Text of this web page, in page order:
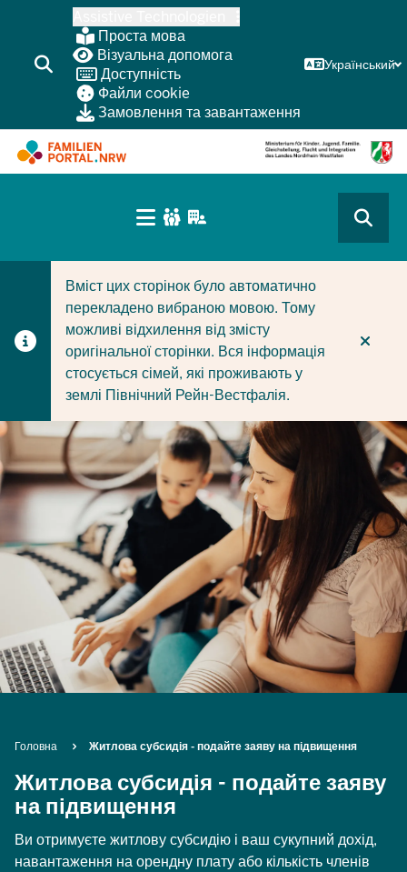
основного
змісту
Проста мова
Візуальна допомога
Доступність
Файли cookie
Замовлення та завантаження
Український
CURRENT SECTION ДЛЯ КОМПАНІЙ/
CURRENT SECTION ДЛЯ СІМЕЙ
(BÜRGERBEREICH
Вміст цих сторінок було автоматично
перекладено вибраною мовою. Тому
можливі відхилення від змісту
оригінальної сторінки. Вся інформація
стосується сімей, які проживають у
землі Північний Рейн-Вестфалія.
Breadcrumb
Головна Житлова субсидія - подайте заяву на підвищення
Житлова субсидія - подайте заяву
на підвищення
Ви отримуєте житлову субсидію і ваш сукупний дохід,
навантаження на орендну плату або кількість членів